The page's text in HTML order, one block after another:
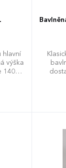
hlavní
výška
140
ruce při chůzi.